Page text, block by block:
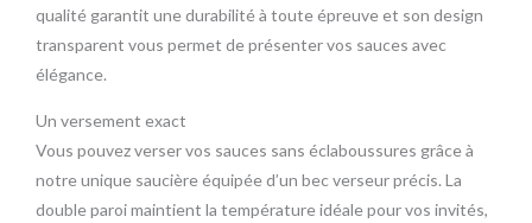
qualité garantit une durabilité à toute épreuve et son design
transparent vous permet de présenter vos sauces avec
élégance.
Un versement exact
Vous pouvez verser vos sauces sans éclaboussures grâce à
notre unique saucière équipée d’un bec verseur précis. La
double paroi maintient la température idéale pour vos invités,